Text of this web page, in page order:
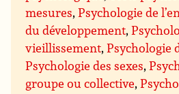
mesures,Psychologie de
du développement,
vieillissement,Psychologie
Psychologie des sexes,
groupe ou collective,